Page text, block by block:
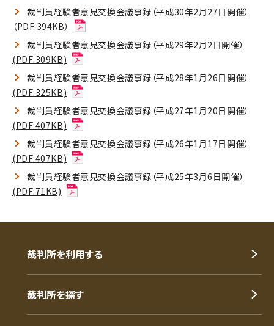
裁判員経験者意見交換会議事録（平成30年2月27日開催）
（PDF:394KB）
裁判員経験者意見交換会議事録（平成29年2月2日開催）
(PDF:309KB)
裁判員経験者意見交換会議事録（平成28年1月26日開催）
(PDF:325KB)
裁判員経験者意見交換会議事録（平成27年1月20日開催）
(PDF:407KB)
裁判員経験者意見交換会議事録（平成26年1月17日開催）
(PDF:407KB)
裁判員経験者意見交換会議事録（平成25年3月6日開催）
(PDF:71KB)
裁判所を利用する
裁判所を探す